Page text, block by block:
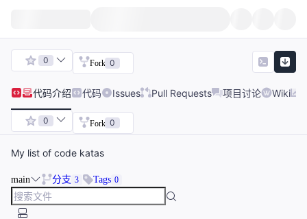
0 Fork 0
代码介绍 代码 Issues Pull Requests 项目讨论 Wiki
0 Fork 0
My list of code katas
main 分支 3 Tags 0